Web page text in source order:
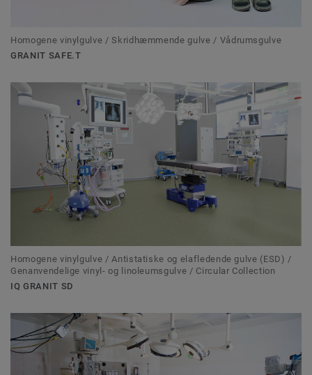
Homogene vinylgulve / Skridhæmmende gulve / Vådrumsgulve
GRANIT SAFE.T
Homogene vinylgulve / Antistatiske og elafledende gulve (ESD) /
Genanvendelige vinyl- og linoleumsgulve / Circular Collection
IQ GRANIT SD